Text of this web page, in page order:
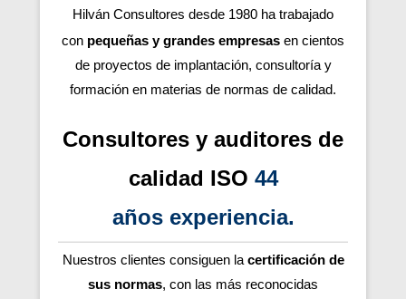
Hilván Consultores desde 1980 ha trabajado
con pequeñas y grandes empresas en cientos
de proyectos de implantación, consultoría y
formación en materias de normas de calidad.
Consultores y auditores de
calidad ISO 44
años experiencia.
Nuestros clientes consiguen la certificación de
sus normas, con las más reconocidas